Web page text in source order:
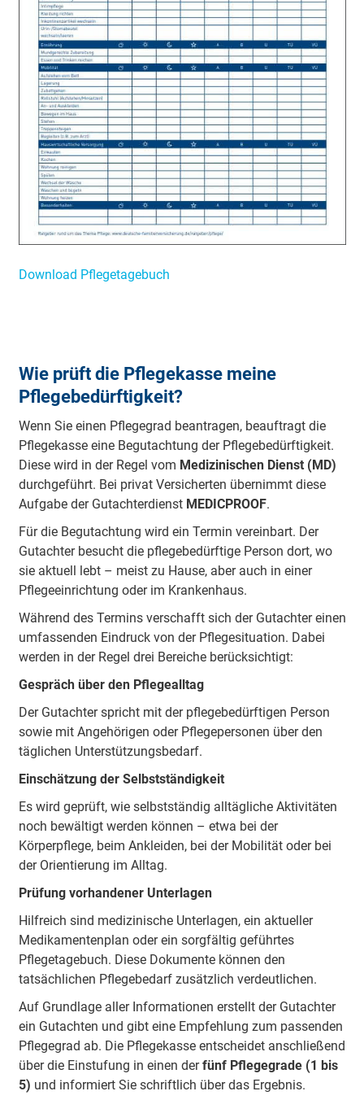
Download Pfle­ge­ta­ge­buch
Wie prüft die Pflegekasse meine
Pflegebedürftigkeit?
Wenn Sie einen Pflegegrad beantragen, beauftragt die
Pflegekasse eine Begutachtung der Pflegebedürftigkeit.
Diese wird in der Regel vom Medizinischen Dienst (MD)
durchgeführt. Bei privat Versicherten übernimmt diese
Aufgabe der Gutachterdienst MEDICPROOF.
Für die Begutachtung wird ein Termin vereinbart. Der
Gutachter besucht die pflegebedürftige Person dort, wo
sie aktuell lebt – meist zu Hause, aber auch in einer
Pflegeeinrichtung oder im Krankenhaus.
Während des Termins verschafft sich der Gutachter einen
umfassenden Eindruck von der Pflegesituation. Dabei
werden in der Regel drei Bereiche berücksichtigt:
Gespräch über den Pflegealltag
Der Gutachter spricht mit der pflegebedürftigen Person
sowie mit Angehörigen oder Pflegepersonen über den
täglichen Unterstützungsbedarf.
Einschätzung der Selbstständigkeit
Es wird geprüft, wie selbstständig alltägliche Aktivitäten
noch bewältigt werden können – etwa bei der
Körperpflege, beim Ankleiden, bei der Mobilität oder bei
der Orientierung im Alltag.
Prüfung vorhandener Unterlagen
Hilfreich sind medizinische Unterlagen, ein aktueller
Medikamentenplan oder ein sorgfältig geführtes
Pflegetagebuch. Diese Dokumente können den
tatsächlichen Pflegebedarf zusätzlich verdeutlichen.
Auf Grundlage aller Informationen erstellt der Gutachter
ein Gutachten und gibt eine Empfehlung zum passenden
Pflegegrad ab. Die Pflegekasse entscheidet anschließend
über die Einstufung in einen derfünf Pflegegrade (1 bis
5) und informiert Sie schriftlich über das Ergebnis.